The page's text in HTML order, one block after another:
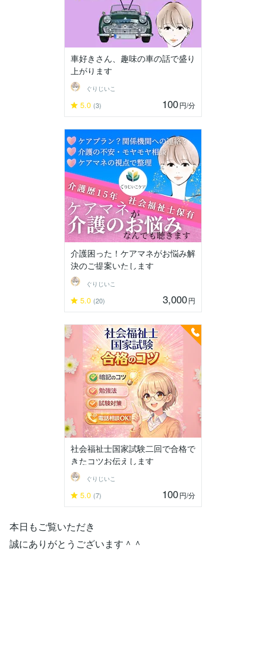
車好きさん、趣味の車の話で盛り
上がります
ぐりじいこ
5.0 (3) 100円/分
介護困った！ケアマネがお悩み解
決のご提案いたします
ぐりじいこ
5.0 (20) 3,000円
社会福祉士国家試験二回で合格で
きたコツお伝えします
ぐりじいこ
5.0 (7) 100円/分
本日もご覧いただき
誠にありがとうございます＾＾